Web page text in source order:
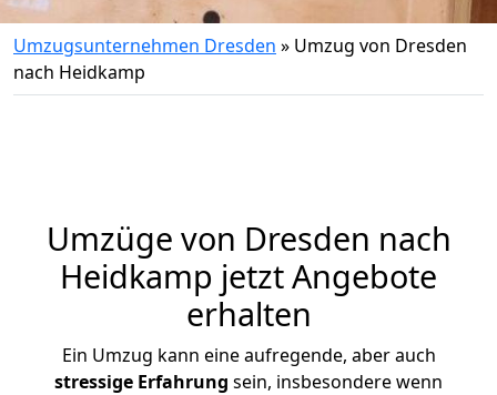
Umzugsunternehmen Dresden » Umzug von Dresden
nach Heidkamp
Umzüge von Dresden nach
Heidkamp jetzt Angebote
erhalten
Ein Umzug kann eine aufregende, aber auch
stressige Erfahrung sein, insbesondere wenn